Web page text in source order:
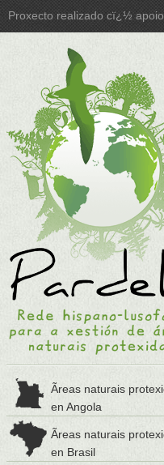
Proxecto realizado cï¿½
Ãreas naturais
en Angola
Ãreas naturais
en Brasil